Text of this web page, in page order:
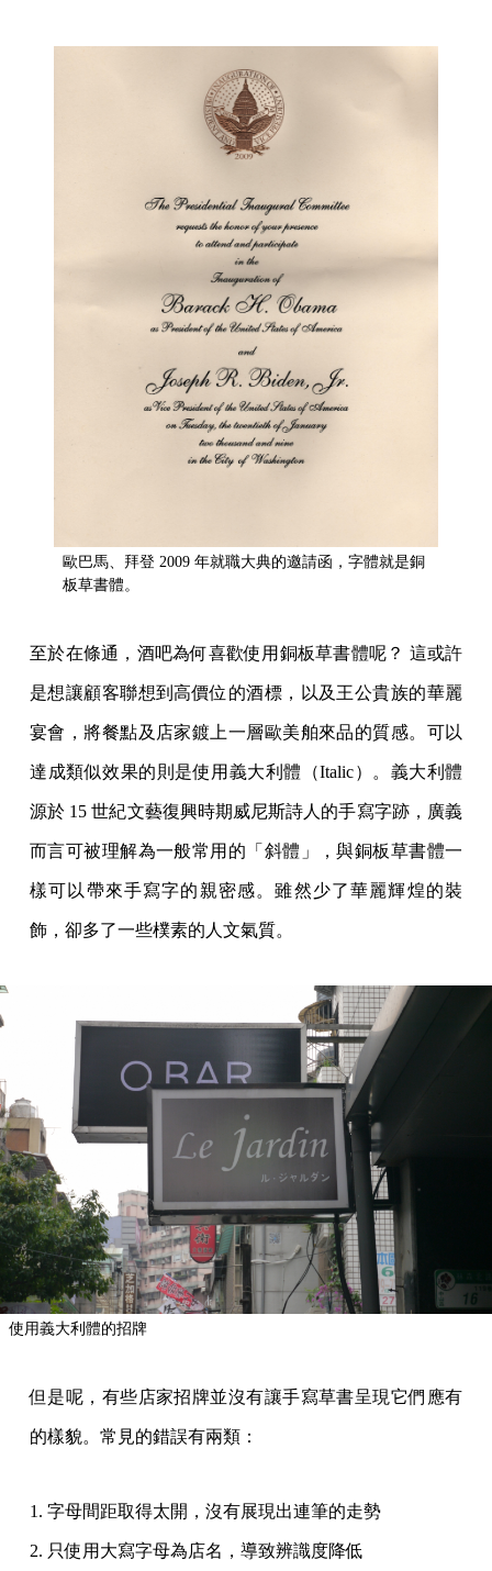
歐巴馬、拜登 2009 年就職大典的邀請函，字體就是銅
板草書體。
至於在條通，酒吧為何喜歡使用銅板草書體呢？ 這或許
是想讓顧客聯想到高價位的酒標，以及王公貴族的華麗
宴會，將餐點及店家鍍上一層歐美舶來品的質感。可以
達成類似效果的則是使用義大利體（Italic）。義大利體
源於 15 世紀文藝復興時期威尼斯詩人的手寫字跡，廣義
而言可被理解為一般常用的「斜體」，與銅板草書體一
樣可以帶來手寫字的親密感。雖然少了華麗輝煌的裝
飾，卻多了一些樸素的人文氣質。
使用義大利體的招牌
但是呢，有些店家招牌並沒有讓手寫草書呈現它們應有
的樣貌。常見的錯誤有兩類：
1. 字母間距取得太開，沒有展現出連筆的走勢
2. 只使用大寫字母為店名，導致辨識度降低